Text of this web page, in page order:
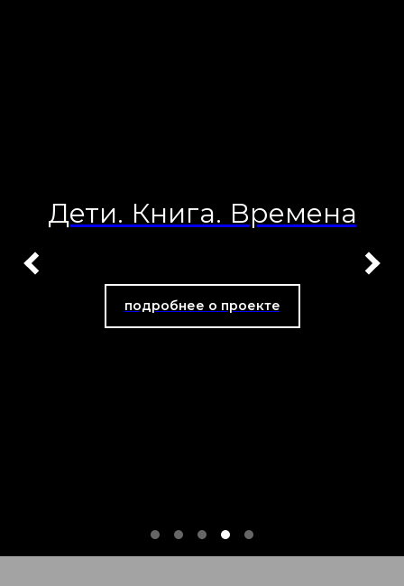
Дети. Книга. Времена
подробнее о проекте